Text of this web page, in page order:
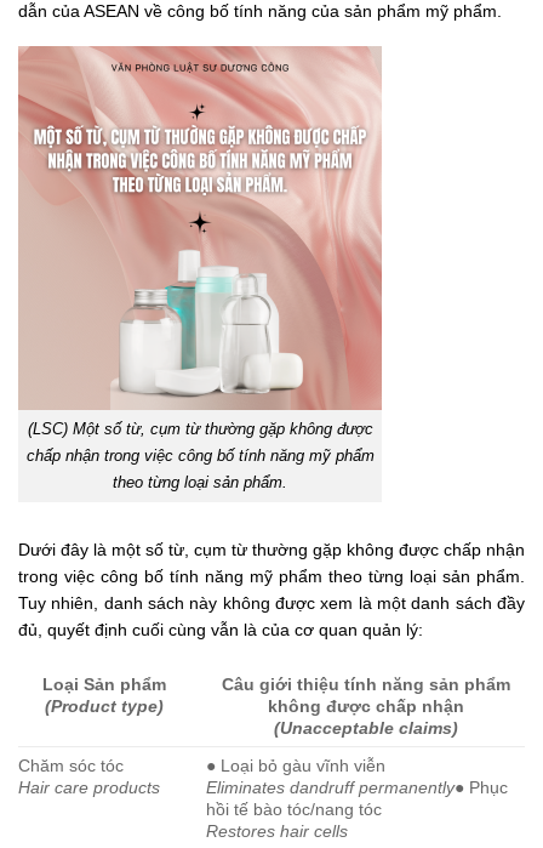
dẫn của ASEAN về công bố tính năng của sản phẩm mỹ phẩm.
(LSC) Một số từ, cụm từ thường gặp không được
chấp nhận trong việc công bố tính năng mỹ phẩm
theo từng loại sản phẩm.
Dưới đây là một số từ, cụm từ thường gặp không được chấp nhận
trong việc công bố tính năng mỹ phẩm theo từng loại sản phẩm.
Tuy nhiên, danh sách này không được xem là một danh sách đầy
đủ, quyết định cuối cùng vẫn là của cơ quan quản lý:
Loại Sản phẩm
(Product type)
Câu giới thiệu tính năng sản phẩm
không được chấp nhận
(Unacceptable claims)
Chăm sóc tóc
Hair care products
● Loại bỏ gàu vĩnh viễn
Eliminates dandruff permanently● Phục
hồi tế bào tóc/nang tóc
Restores hair cells